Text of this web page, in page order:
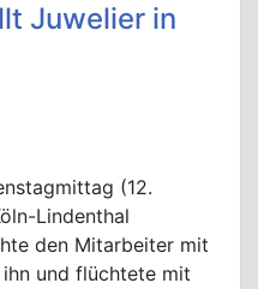
Juwelier in
(12.
Lindenthal
den Mitarbeiter mit
und flüchtete mit